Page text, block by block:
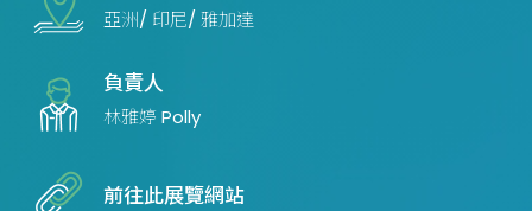
亞洲/ 印尼/ 雅加達
負責人
林雅婷 Polly
前往此展覽網站